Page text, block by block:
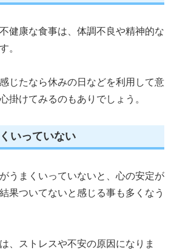
健康な食事は、体調不良や精神的な
。
じたなら休みの日などを利用して意
掛けてみるのもありでしょう。
いっていない
うまくいっていないと、心の安定が
果ついてないと感じる事も多くなう
、ストレスや不安の原因になりま